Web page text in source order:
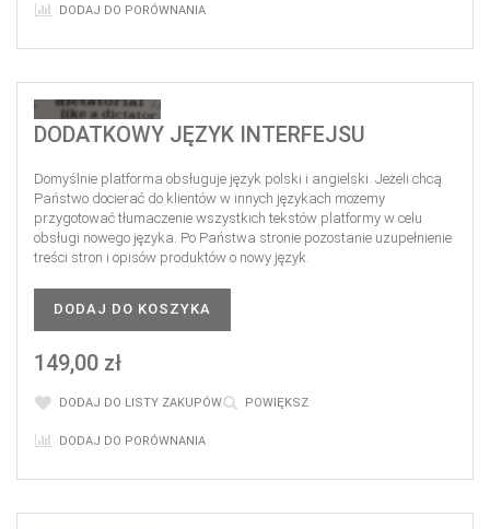
DODAJ DO PORÓWNANIA
DODATKOWY JĘZYK INTERFEJSU
Domyślnie platforma obsługuje język polski i angielski. Jeżeli chcą
Państwo docierać do klientów w innych językach możemy
przygotować tłumaczenie wszystkich tekstów platformy w celu
obsługi nowego języka. Po Państwa stronie pozostanie uzupełnienie
treści stron i opisów produktów o nowy język.
DODAJ DO KOSZYKA
149,00 zł
DODAJ DO LISTY ZAKUPÓW POWIĘKSZ
DODAJ DO PORÓWNANIA